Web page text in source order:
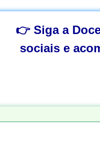
👉 Siga a
sociais e